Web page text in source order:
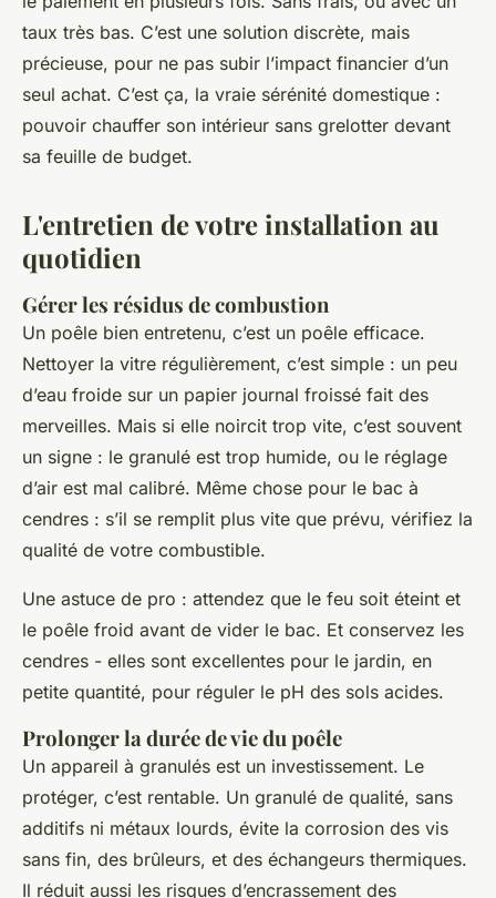
taux très bas. C’est une solution discrète, mais
précieuse, pour ne pas subir l’impact financier d’un
seul achat. C’est ça, la vraie sérénité domestique :
pouvoir chauffer son intérieur sans grelotter devant
sa feuille de budget.
L'entretien de votre installation au
quotidien
Gérer les résidus de combustion
Un poêle bien entretenu, c’est un poêle efficace.
Nettoyer la vitre régulièrement, c’est simple : un peu
d’eau froide sur un papier journal froissé fait des
merveilles. Mais si elle noircit trop vite, c’est souvent
un signe : le granulé est trop humide, ou le réglage
d’air est mal calibré. Même chose pour le bac à
cendres : s’il se remplit plus vite que prévu, vérifiez la
qualité de votre combustible.
Une astuce de pro : attendez que le feu soit éteint et
le poêle froid avant de vider le bac. Et conservez les
cendres - elles sont excellentes pour le jardin, en
petite quantité, pour réguler le pH des sols acides.
Prolonger la durée de vie du poêle
Un appareil à granulés est un investissement. Le
protéger, c’est rentable. Un granulé de qualité, sans
additifs ni métaux lourds, évite la corrosion des vis
sans fin, des brûleurs, et des échangeurs thermiques.
Il réduit aussi les risques d’encrassement des